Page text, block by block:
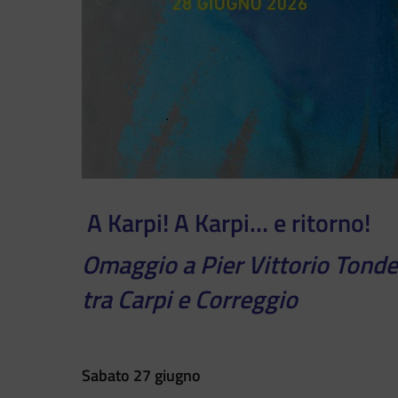
A Karpi! A Karpi… e ritorno!
Omaggio a Pier Vittorio
tra Carpi e Correggio
Sabato 27 giugno